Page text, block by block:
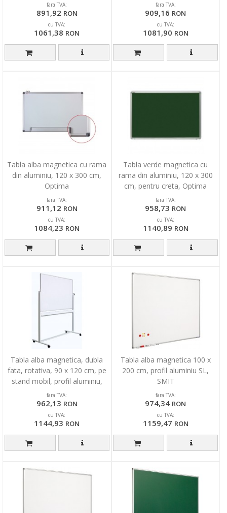
fara TVA:
891,92 RON
cu TVA:
1061,38 RON
fara TVA:
909,16 RON
cu TVA:
1081,90 RON
Tabla alba magnetica cu rama
din aluminiu, 120 x 300 cm,
Optima
fara TVA:
911,12 RON
cu TVA:
1084,23 RON
Tabla verde magnetica cu
rama din aluminiu, 120 x 300
cm, pentru creta, Optima
fara TVA:
958,73 RON
cu TVA:
1140,89 RON
Tabla alba magnetica, dubla
fata, rotativa, 90 x 120 cm, pe
stand mobil, profil aluminiu,
Optima
fara TVA:
962,13 RON
cu TVA:
1144,93 RON
Tabla alba magnetica 100 x
200 cm, profil aluminiu SL,
SMIT
fara TVA:
974,34 RON
cu TVA:
1159,47 RON